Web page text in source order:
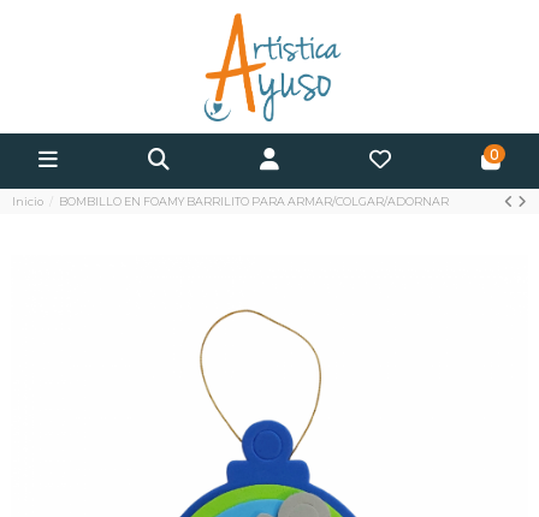
0
Inicio BOMBILLO EN FOAMY BARRILITO PARA ARMAR/COLGAR/ADORNAR